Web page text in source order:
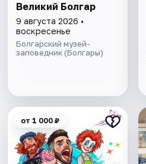
Великий Болгар
9 августа 2026 •
воскресенье
Болгарский музей-
заповедник (Болгары)
от 1 000 ₽